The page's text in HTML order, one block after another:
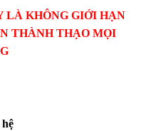
LÀ KHÔNG GIỚI HẠN
THÀNH THẠO MỌI